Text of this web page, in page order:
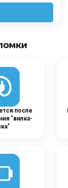
после
"вилка-